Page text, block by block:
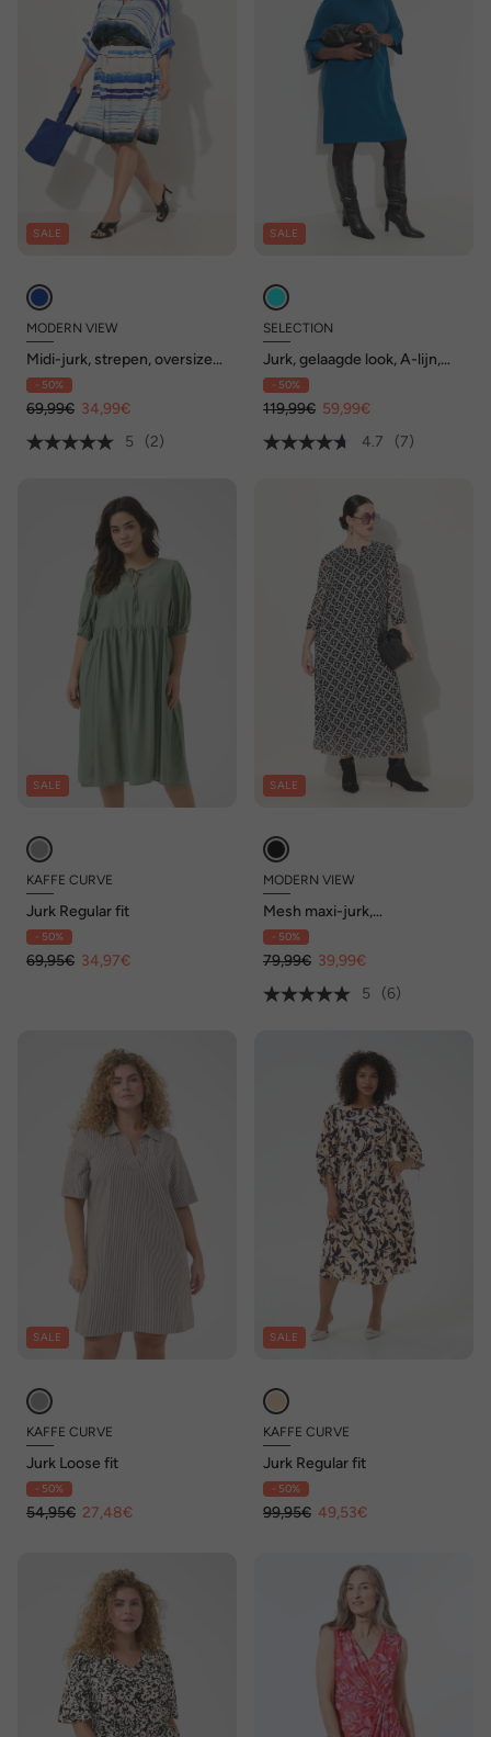
SALE
MODERN VIEW
Midi-jurk, strepen, oversized,
overhemdkraag, halve
mouwen
- 50%
69,99€ 34,99€
5
(2)
SALE
SELECTION
Jurk, gelaagde look, A-lijn,
brede kraag, 3/4-mouwen
- 50%
119,99€ 59,99€
4.7
(7)
SALE
KAFFE CURVE
Jurk Regular fit
- 50%
69,95€ 34,97€
SALE
MODERN VIEW
Mesh maxi-jurk,
dubbelgelaagd, ronde hals,
3/4-mouwen
- 50%
79,99€ 39,99€
5
(6)
SALE
KAFFE CURVE
Jurk Loose fit
- 50%
54,95€ 27,48€
SALE
KAFFE CURVE
Jurk Regular fit
- 50%
99,95€ 49,53€